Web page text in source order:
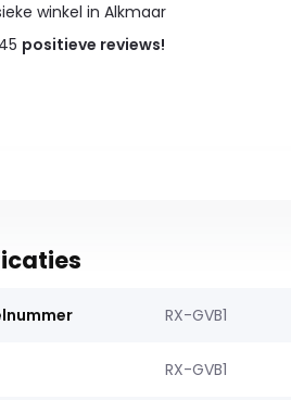
winkel in Alkmaar
positieve reviews!
RX-GVB1
RX-GVB1